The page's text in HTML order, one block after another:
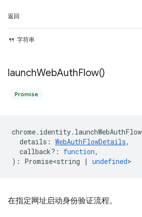
返回
字符串
launchWebAuthFlow()
Promise
chrome. identity. launchWebAuthFlow
details : WebAuthFlowDetails,
callback? : function,
) : Promise<string | undefined>
在指定网址启动身份验证流程。